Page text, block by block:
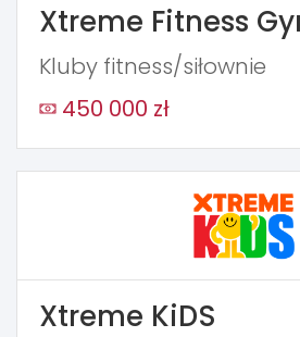
Xtreme Fitness
Kluby fitness/siłownie
450 000 zł
Xtreme KiDS